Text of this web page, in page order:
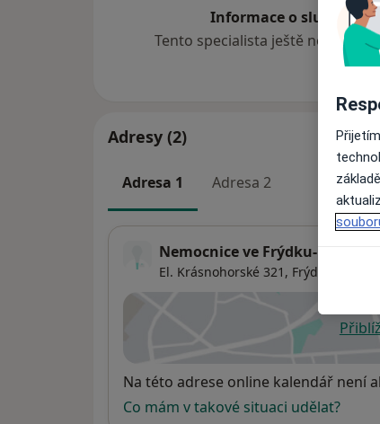
Informace o službách a
Tento specialista ještě
Adresy (2)
Adresa 1 Adresa 2
Nemocnice ve Frýdku-Místku
El. Krásnohorské 321, Frýdek-Místek
Dostupnost
Na této adrese online kalendář není
Co mám v takové situaci udělat?